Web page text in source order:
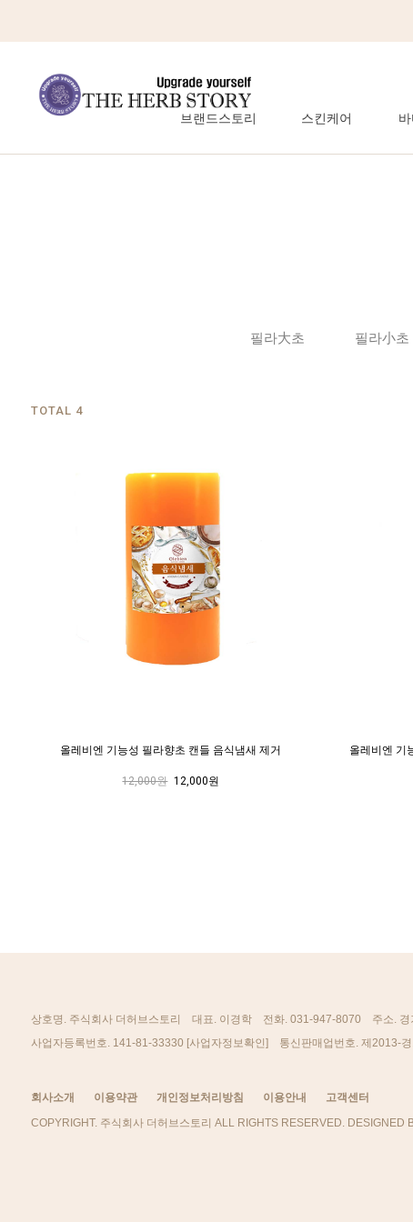
브랜드스토리 스킨케어
필라大초 필라小초
TOTAL 4
올레비엔 기능성 필라향초 캔들 음식냄새 제거
12,000원 12,000원
올레비엔 기
상호명. 주식회사 더허브스토리 대표. 이경학 전화. 031-947-8070
주소.
사업자등록번호. 141-81-33330 [사업자정보확인] 통신판매업번호. 제2013-
회사소개 이용약관 개인정보처리방침 이용안내
고객센터
COPYRIGHT. 주식회사 더허브스토리 ALL RIGHTS RESERVED. DESIGNED